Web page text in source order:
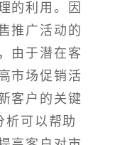
的利用。因
推广活动的
由于潜在客
市场促销活
客户的关键
析可以帮助